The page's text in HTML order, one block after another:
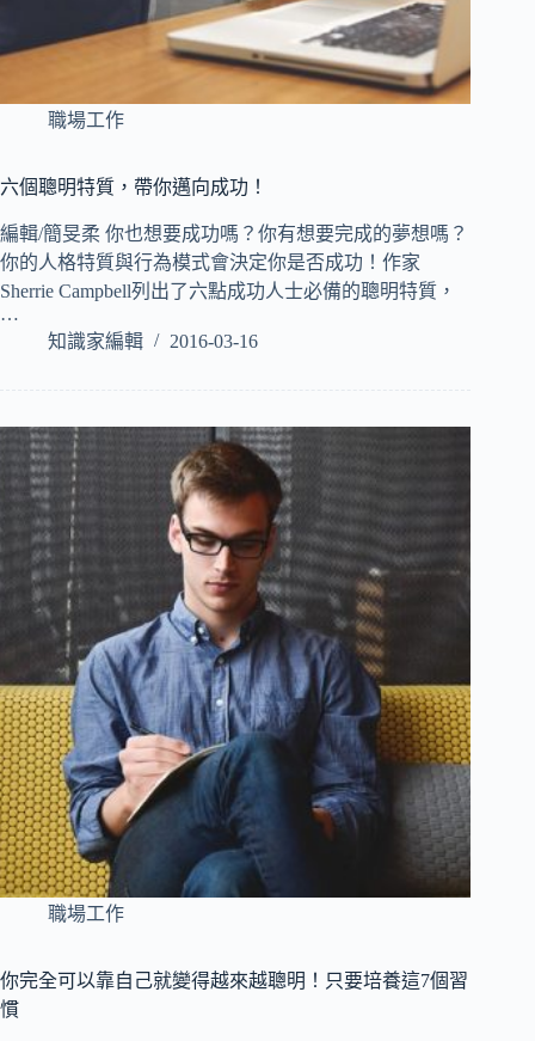
職場工作
六個聰明特質，帶你邁向成功！
編輯/簡旻柔 你也想要成功嗎？你有想要完成的夢想嗎？
你的人格特質與行為模式會決定你是否成功！作家
Sherrie Campbell列出了六點成功人士必備的聰明特質，
…
知識家編輯
2016-03-16
職場工作
你完全可以靠自己就變得越來越聰明！只要培養這7個習
慣